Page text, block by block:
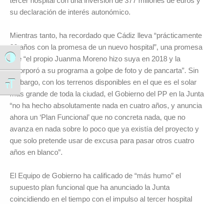
Alternar alto contraste
Alternar tamaño de letra
su declaración de interés autonómico.
Mientras tanto, ha recordado que Cádiz lleva “prácticamente
20 años con la promesa de un nuevo hospital”, una promesa
que “el propio Juanma Moreno hizo suya en 2018 y la
incorporó a su programa a golpe de foto y de pancarta”. Sin
embargo, con los terrenos disponibles en el que es el solar
más grande de toda la ciudad, el Gobierno del PP en la Junta
“no ha hecho absolutamente nada en cuatro años, y anuncia
ahora un ‘Plan Funcional’ que no concreta nada, que no
avanza en nada sobre lo poco que ya existía del proyecto y
que solo pretende usar de excusa para pasar otros cuatro
años en blanco”.
El Equipo de Gobierno ha calificado de “más humo” el
supuesto plan funcional que ha anunciado la Junta
coincidiendo en el tiempo con el impulso al tercer hospital